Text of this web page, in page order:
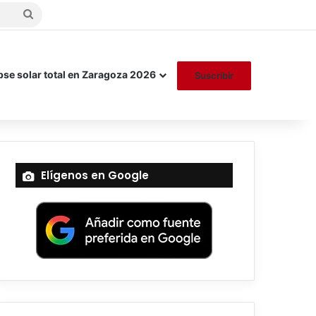
solar total en Zaragoza 2026 Suscribir
Elígenos en Google